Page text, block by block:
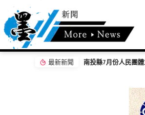
最新新聞 「茶鄉墨韻」濁水溪